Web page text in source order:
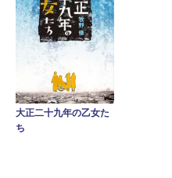
大正二十九年の乙女た
ち